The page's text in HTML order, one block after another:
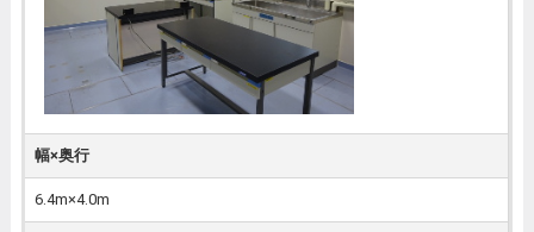
幅×奥行
6.4m×4.0m